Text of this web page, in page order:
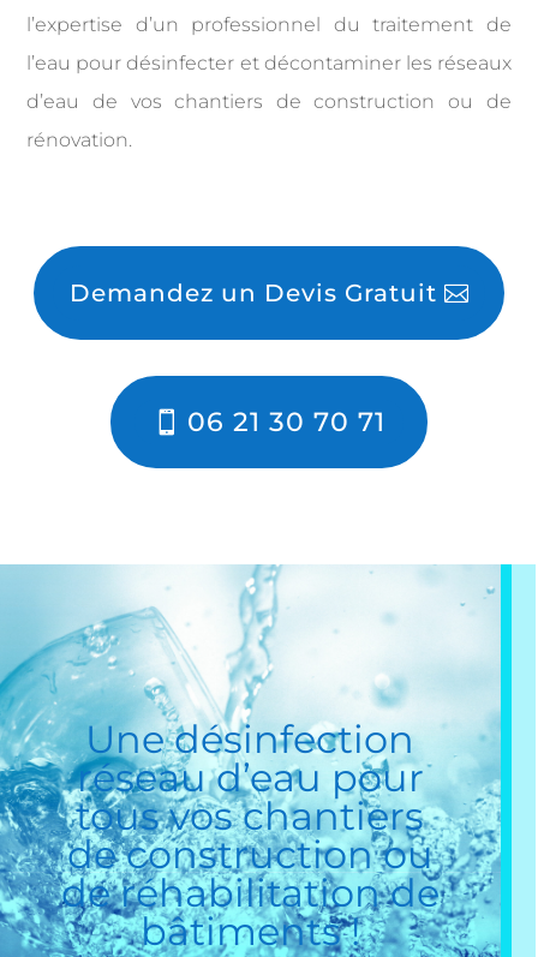
l’expertise d’un professionnel du traitement de
l’eau pour désinfecter et décontaminer les réseaux
d’eau de vos chantiers de construction ou de
rénovation.
Demandez un Devis Gratuit
06 21 30 70 71
Unedésinfection
réseau d’eau pour
tous vos chantiers
de construction ou
de réhabilitation de
bâtiments !